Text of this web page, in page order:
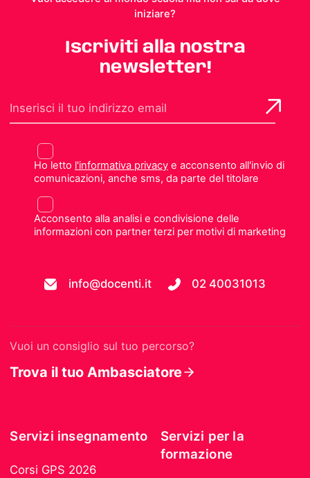
iniziare?
Iscriviti alla nostra
newsletter!
Ho letto l'informativa privacye acconsento all'invio di
comunicazioni, anche sms, da parte del titolare
Acconsento alla analisi e condivisione delle
informazioni con partner terzi per motivi di marketing
info@docenti.it 02 40031013
Vuoi un consiglio sul tuo percorso?
Trova il tuo Ambasciatore
Servizi insegnamento
Corsi GPS 2026
Servizi per la
formazione